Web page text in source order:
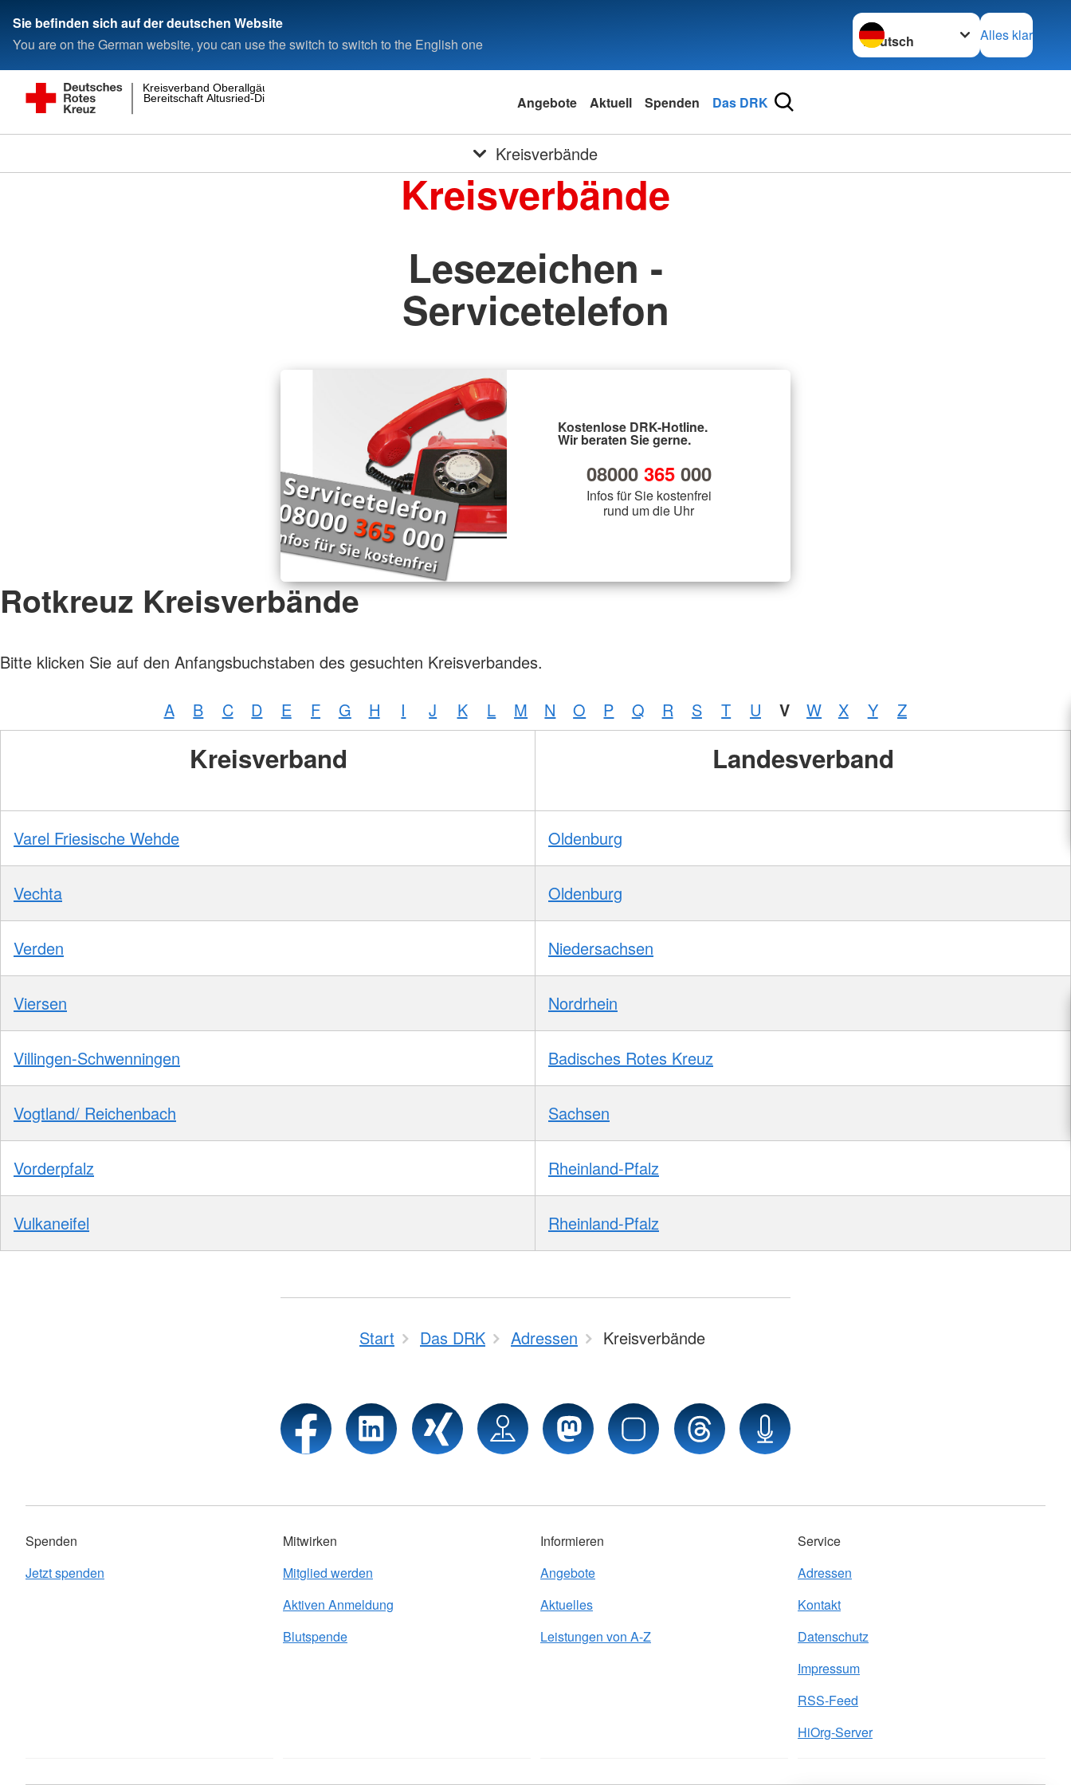
Sie befinden sich auf der deutschen Website
You are on the German website, you can use the switch to switch to the English one
Sprache wechseln zu
Alles klar
Bereitschaft Altusried-Dietmannsried
Kreisverband Oberallgäu
Angebote Aktuell Spenden Das DRK
Kreisverbände
Kreisverbände
Lesezeichen -
Servicetelefon
Kostenlose DRK-Hotline.
Wir beraten Sie gerne.
08000 365000
Infos für Sie kostenfrei
rund um die Uhr
Rotkreuz Kreisverbände
Bitte klicken Sie auf den Anfangsbuchstaben des gesuchten Kreisverbandes.
A B C D E F G H I J K L M N O P Q R S T U V W X Y Z
Kreisverband Landesverband
Varel Friesische Wehde Oldenburg
Vechta Oldenburg
Verden Niedersachsen
Viersen Nordrhein
Villingen-Schwenningen Badisches Rotes Kreuz
Vogtland/ Reichenbach Sachsen
Vorderpfalz Rheinland-Pfalz
Vulkaneifel Rheinland-Pfalz
Start Das DRK Adressen Kreisverbände
Spenden
Jetzt spenden
Mitwirken
Mitglied werden
Aktiven Anmeldung
Blutspende
Informieren
Angebote
Aktuelles
Leistungen von A-Z
Service
Adressen
Kontakt
Datenschutz
Impressum
RSS-Feed
HiOrg-Server